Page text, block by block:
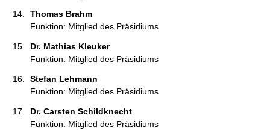
Thomas Brahm
Funktion: Mitglied des Präsidiums
Dr. Mathias Kleuker
Funktion: Mitglied des Präsidiums
Stefan Lehmann
Funktion: Mitglied des Präsidiums
Dr. Carsten Schildknecht
Funktion: Mitglied des Präsidiums